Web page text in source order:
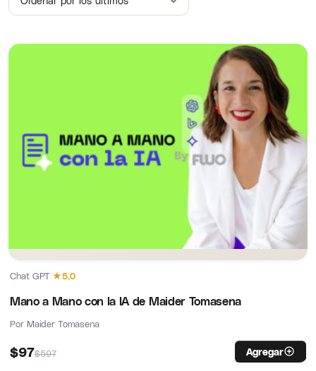
Chat GPT·★5,0
Mano a Mano con la IA de Maider Tomasena
Por Maider Tomasena
$97$597 Agregar